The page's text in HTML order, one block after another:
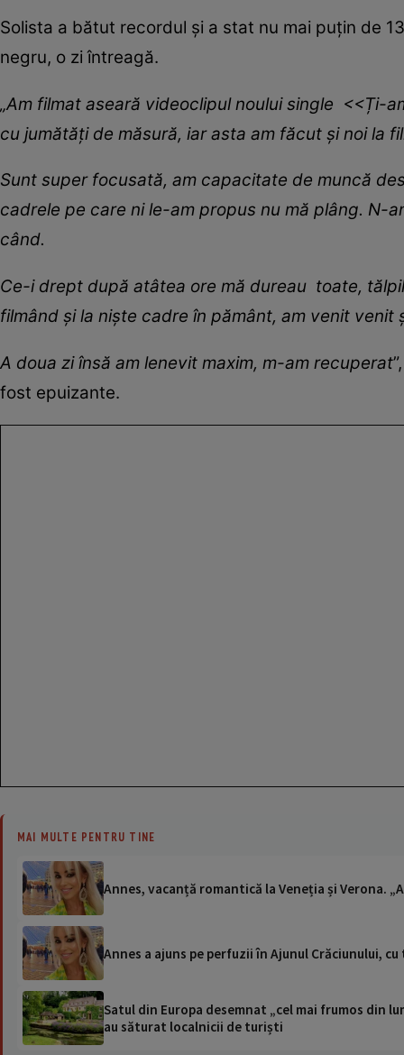
Solista a bătut recordul și a stat nu mai puțin de
negru, o zi întreagă.
„Am filmat aseară videoclipul noului single <<Ți-
cu jumătăți de măsură, iar asta am făcut și noi la
Sunt super focusată, am capacitate de muncă
cadrele pe care ni le-am propus nu mă plâng. N-
când.
Ce-i drept după atâtea ore mă dureau toate,
filmând și la niște cadre în pământ, am venit venit
A doua zi însă am lenevit maxim, m-am recuperat
fost epuizante.
MAI MULTE PENTRU TINE
Annes, vacanță romantică la Veneția și Verona.
Annes a ajuns pe perfuzii în Ajunul Crăciunului,
Satul din Europa desemnat „cel mai frumos din
au săturat localnicii de turiști